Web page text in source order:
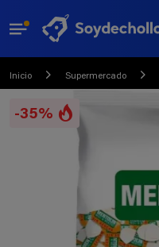
Inicio Supermercado
-35%